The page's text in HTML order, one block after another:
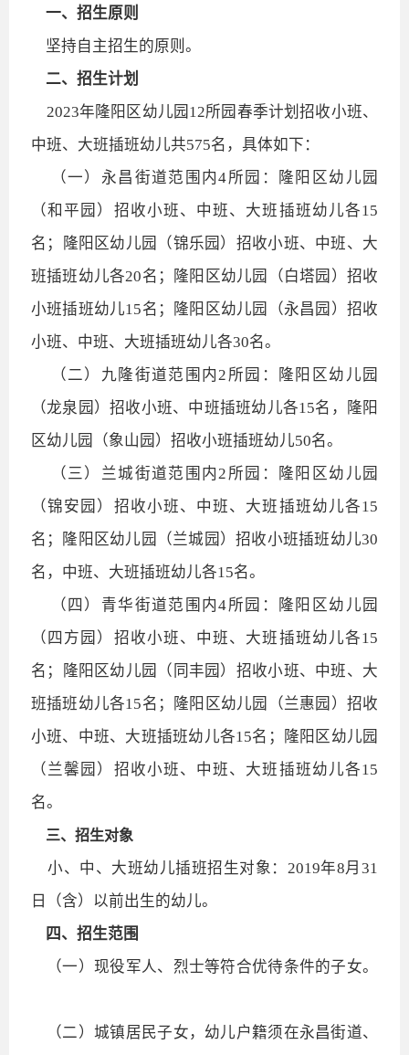
一、招生原则
坚持自主招生的原则。
二、招生计划
2023年隆阳区幼儿园12所园春季计划招收小班、
中班、大班插班幼儿共575名，具体如下：
（一）永昌街道范围内4所园：隆阳区幼儿园
（和平园）招收小班、中班、大班插班幼儿各15
名；隆阳区幼儿园（锦乐园）招收小班、中班、大
班插班幼儿各20名；隆阳区幼儿园（白塔园）招收
小班插班幼儿15名；隆阳区幼儿园（永昌园）招收
小班、中班、大班插班幼儿各30名。
（二）九隆街道范围内2所园：隆阳区幼儿园
（龙泉园）招收小班、中班插班幼儿各15名，隆阳
区幼儿园（象山园）招收小班插班幼儿50名。
（三）兰城街道范围内2所园：隆阳区幼儿园
（锦安园）招收小班、中班、大班插班幼儿各15
名；隆阳区幼儿园（兰城园）招收小班插班幼儿30
名，中班、大班插班幼儿各15名。
（四）青华街道范围内4所园：隆阳区幼儿园
（四方园）招收小班、中班、大班插班幼儿各15
名；隆阳区幼儿园（同丰园）招收小班、中班、大
班插班幼儿各15名；隆阳区幼儿园（兰惠园）招收
小班、中班、大班插班幼儿各15名；隆阳区幼儿园
（兰馨园）招收小班、中班、大班插班幼儿各15
名。
三、招生对象
小、中、大班幼儿插班招生对象：2019年8月31
日（含）以前出生的幼儿。
四、招生范围
（一）现役军人、烈士等符合优待条件的子女。
（二）城镇居民子女，幼儿户籍须在永昌街道、